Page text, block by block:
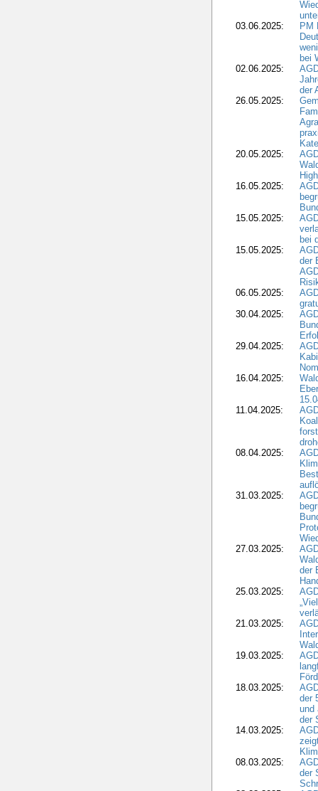
03.06.2025:
PM
bei
02.06.2025:
der
26.05.2025:
20.05.2025:
16.05.2025:
15.05.2025:
bei
15.05.2025:
der
06.05.2025:
30.04.2025:
29.04.2025:
16.04.2025:
11.04.2025:
08.04.2025:
31.03.2025:
27.03.2025:
der
25.03.2025:
21.03.2025:
19.03.2025:
18.03.2025:
der
und
der
14.03.2025:
08.03.2025:
der